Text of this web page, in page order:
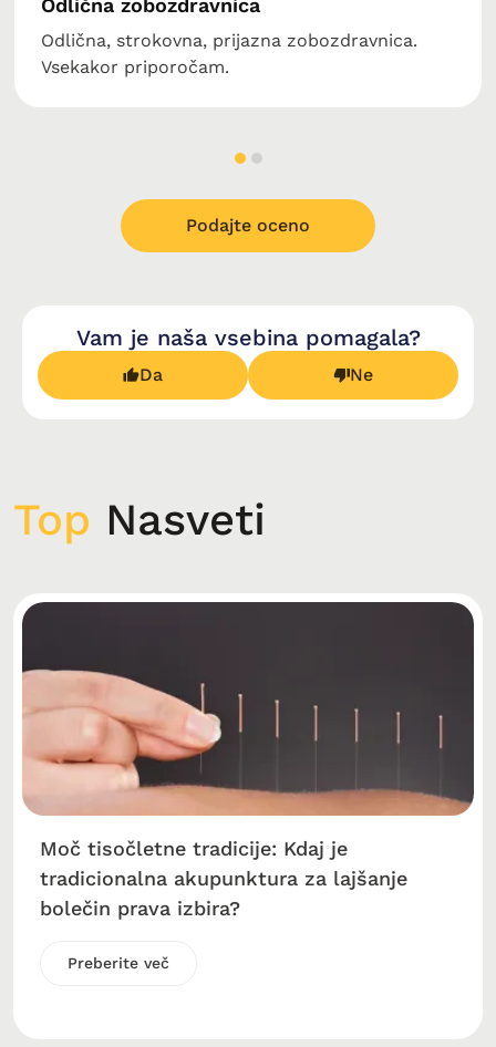
Odlična zobozdravnica
Odlična, strokovna, prijazna zobozdravnica.
Vsekakor priporočam.
Podajte oceno
Vam je naša vsebina pomagala?
Da Ne
Top Nasveti
Moč tisočletne tradicije: Kdaj je
tradicionalna akupunktura za lajšanje
bolečin prava izbira?
Preberite več